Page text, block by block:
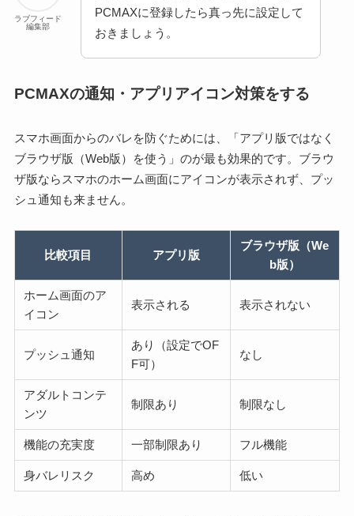
ラブフィード
編集部
PCMAXに登録したら真っ先に設定して
おきましょう。
PCMAXの通知・アプリアイコン対策をする
スマホ画面からのバレを防ぐためには、「アプリ版ではなく
ブラウザ版（Web版）を使う」のが最も効果的です。ブラウ
ザ版ならスマホのホーム画面にアイコンが表示されず、プッ
シュ通知も来ません。
比較項目 アプリ版
ブラウザ版（We
b版）
ホーム画面のア
イコン
表示される 表示されない
プッシュ通知
あり（設定でOF
F可）
なし
アダルトコンテ
ンツ
制限あり 制限なし
機能の充実度 一部制限あり フル機能
身バレリスク 高め 低い